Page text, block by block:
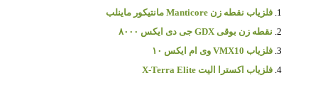
فلزیاب نقطه زن Manticore مانتیکور ماینلب
نقطه زن بوقی GDX جی دی ایکس ۸۰۰۰
فلزیاب VMX10 وی ام ایکس ۱۰
فلزیاب اکسترا الیت X-Terra Elite